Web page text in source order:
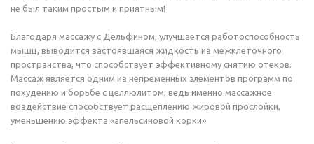
не был таким простым и приятным!
Благодаря массажу с Дельфином, улучшается работоспособность
мышц, выводится застоявшаяся жидкость из межклеточного
пространства, что способствует эффективному снятию отеков.
Массаж является одним из непременных элементов программ по
похудению и борьбе с целлюлитом, ведь именно массажное
воздействие способствует расщеплению жировой прослойки,
уменьшению эффекта «апельсиновой корки».